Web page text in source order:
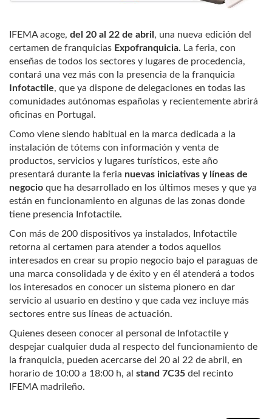
IFEMA acoge, del 20 al 22 de abril, una nueva edición del
certamen de franquicias Expofranquicia. La feria, con
enseñas de todos los sectores y lugares de procedencia,
contará una vez más con la presencia de la franquicia
Infotactile, que ya dispone de delegaciones en todas las
comunidades autónomas españolas y recientemente abrirá
oficinas en Portugal.
Como viene siendo habitual en la marca dedicada a la
instalación de tótems con información y venta de
productos, servicios y lugares turísticos, este año
presentará durante la feria nuevas iniciativas y líneas de
negocio que ha desarrollado en los últimos meses y que ya
están en funcionamiento en algunas de las zonas donde
tiene presencia Infotactile.
Con más de 200 dispositivos ya instalados, Infotactile
retorna al certamen para atender a todos aquellos
interesados en crear su propio negocio bajo el paraguas de
una marca consolidada y de éxito y en él atenderá a todos
los interesados en conocer un sistema pionero en dar
servicio al usuario en destino y que cada vez incluye más
sectores entre sus líneas de actuación.
Quienes deseen conocer al personal de Infotactile y
despejar cualquier duda al respecto del funcionamiento de
la franquicia, pueden acercarse del 20 al 22 de abril, en
horario de 10:00 a 18:00 h, al stand 7C35 del recinto
IFEMA madrileño.